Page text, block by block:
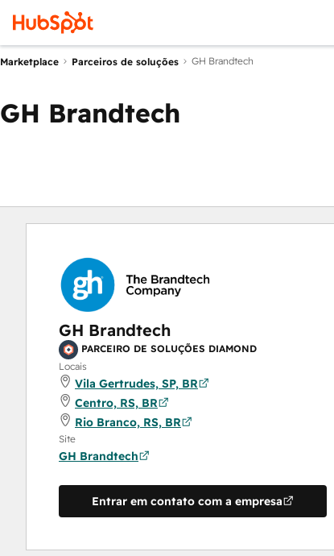
Marketplace Parceiros de soluções GH Brandtech
GH Brandtech
GH Brandtech
PARCEIRO DE SOLUÇÕES DIAMOND
Locais
Vila Gertrudes, SP, BR
Centro, RS, BR
Rio Branco, RS, BR
Site
GH Brandtech
Entrar em contato com a empresa